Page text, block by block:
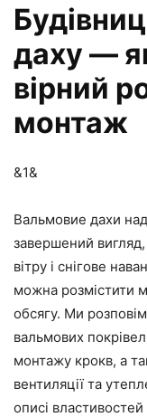
даху —
вірний
монтаж
&1&
Вальмовие дахи
завершений
вітру і снігове
можна розмістити
обсягу. Ми
вальмових
монтажу крокв, а
вентиляції та
описі властивостей